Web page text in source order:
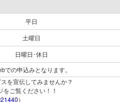
平日
土曜日
日曜日･休日
の申込みとなります。
を宣伝してみませんか？
ご覧ください！！
）